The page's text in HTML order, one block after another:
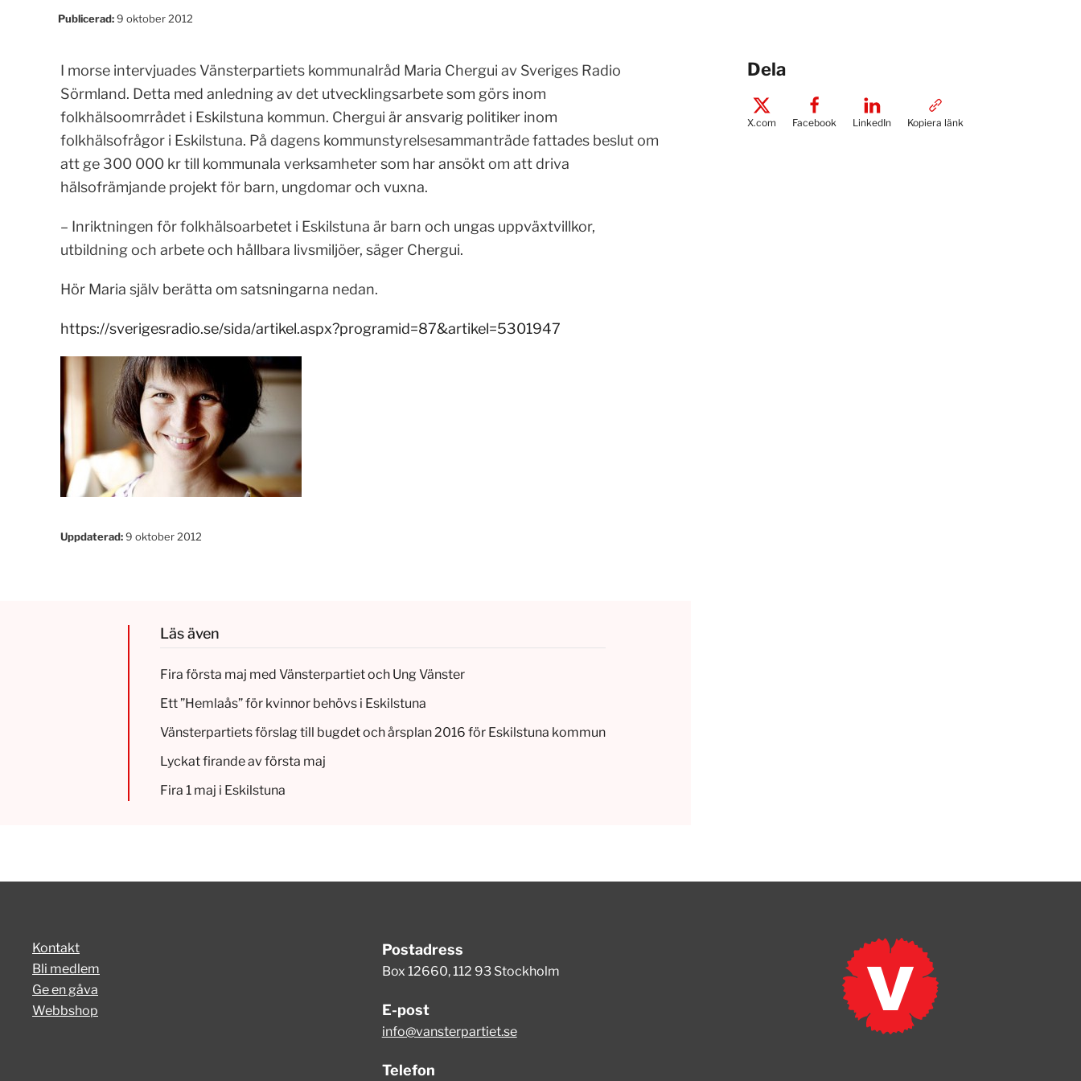
Publicerad:9 oktober 2012
I morse intervjuades Vänsterpartiets kommunalråd Maria Chergui av Sveriges Radio
Sörmland. Detta med anledning av det utvecklingsarbete som görs inom
folkhälsoomrrådet i Eskilstuna kommun. Chergui är ansvarig politiker inom
folkhälsofrågor i Eskilstuna. På dagens kommunstyrelsesammanträde fattades beslut om
att ge 300 000 kr till kommunala verksamheter som har ansökt om att driva
hälsofrämjande projekt för barn, ungdomar och vuxna.
– Inriktningen för folkhälsoarbetet i Eskilstuna är barn och ungas uppväxtvillkor,
utbildning och arbete och hållbara livsmiljöer, säger Chergui.
Hör Maria själv berätta om satsningarna nedan.
https://sverigesradio.se/sida/artikel.aspx?programid=87&artikel=5301947
Uppdaterad:9 oktober 2012
Läs även
Fira första maj med Vänsterpartiet och Ung Vänster
Ett ”Hemlaås” för kvinnor behövs i Eskilstuna
Vänsterpartiets förslag till bugdet och årsplan 2016 för Eskilstuna kommun
Lyckat firande av första maj
Fira 1 maj i Eskilstuna
Dela
X.com Facebook LinkedIn Kopiera länk
Kontakt
Bli medlem
Ge en gåva
Webbshop
Postadress
Box 12660, 112 93 Stockholm
E-post
info@vansterpartiet.se
Telefon